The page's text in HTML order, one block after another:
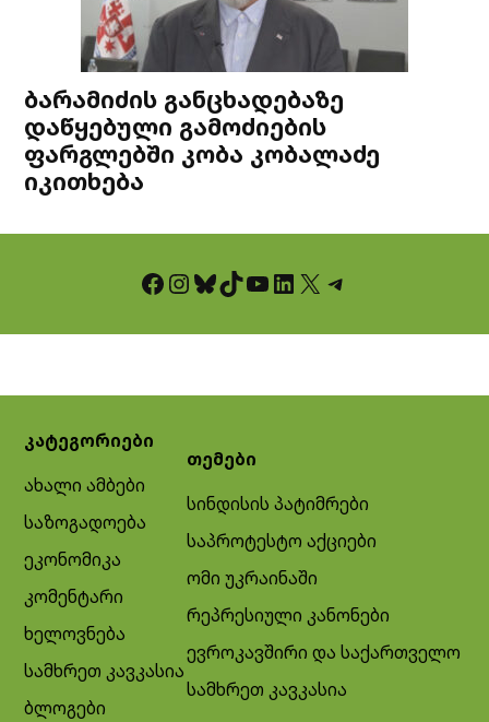
ბარამიძის განცხადებაზე
დაწყებული გამოძიების
ფარგლებში კობა კობალაძე
იკითხება
Facebook InstagramBluesky TikTok YouTube LinkedIn X Telegram
კატეგორიები
ახალი ამბები
საზოგადოება
ეკონომიკა
კომენტარი
ხელოვნება
სამხრეთ კავკასია
ბლოგები
თემები
სინდისის პატიმრები
საპროტესტო აქციები
ომი უკრაინაში
რეპრესიული კანონები
ევროკავშირი და საქართველო
სამხრეთ კავკასია